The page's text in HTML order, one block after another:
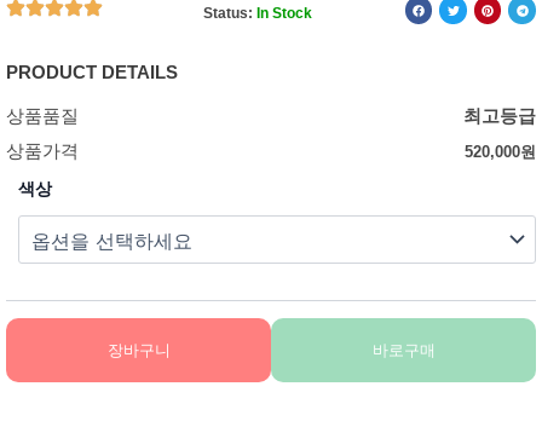
Status: In Stock
PRODUCT DETAILS
상품품질
최고등급
상품가격
520,000원
색상
장바구니 바로구매